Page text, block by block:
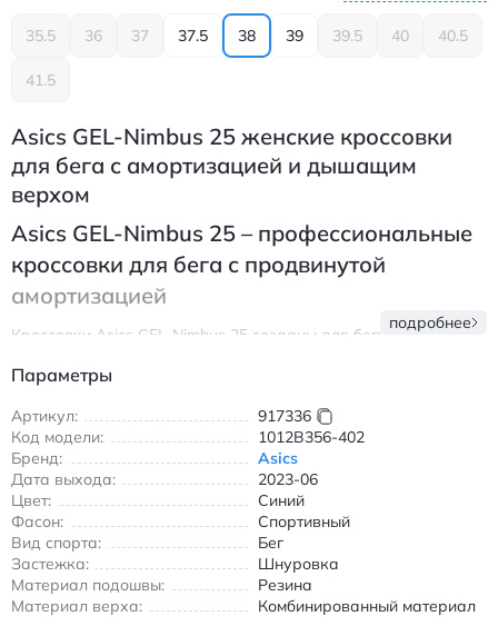
35.5 36 37 37.5 38 39 39.5 40 40.5
41.5
Asics GEL-Nimbus 25 женские кроссовки
для бега с амортизацией и дышащим
верхом
Asics GEL-Nimbus 25 – профессиональные
кроссовки для бега с продвинутой
амортизацией
Кроссовки Asics GEL-Nimbus 25 созданы для бегунов,
сочетает инновационные технологии и продуманный дизайн,
Верх выполнен из комбинации дышащего текстиля и
синтетической кожи, что гарантирует вентиляцию и
долговечность даже при интенсивных нагрузках.
Особенностью модели является система полной длины FF
BLAST+ и P-GEL, которая поглощает ударные нагрузки и
возвращает энергию при отталкивании. Подошва из AHAR+
резины обеспечивает надежное сцепление на асфальте и
беговых дорожках, а низкий профиль делает кроссовки
легкими и маневренными. Идеально подходят для
подробнее
Параметры
Артикул:
917336
Код модели:
1012B356-402
Бренд:
Asics
Дата выхода:
2023-06
Цвет:
Синий
Фасон:
Спортивный
Вид спорта:
Бег
Застежка:
Шнуровка
Материал подошвы:
Резина
Материал верха:
Комбинированный материал